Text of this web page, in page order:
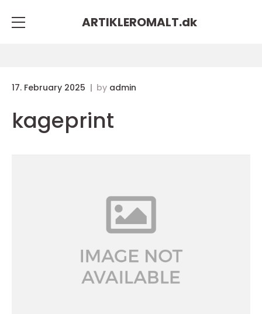
ARTIKLEROMALT.dk
17. February 2025 by admin
kageprint